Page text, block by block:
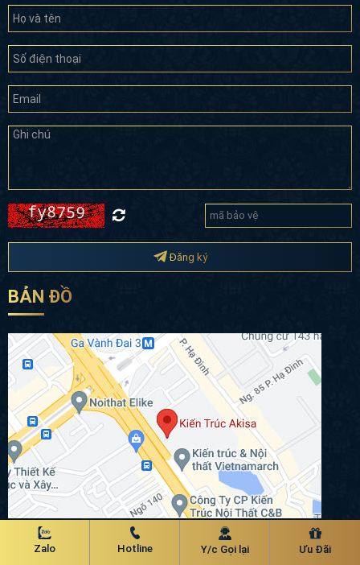
BẢN ĐỒ
Chính sách bảo mật
Zalo
Hotline Y/c Gọi lại Ưu Đãi